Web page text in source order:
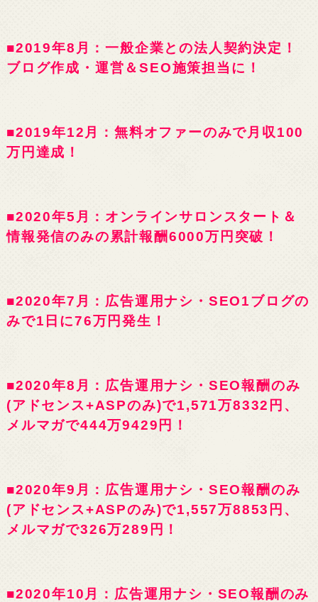
■2019年8月：一般企業との法人契約決定！
ブログ作成・運営＆SEO施策担当に！
■2019年12月：無料オファーのみで月収100
万円達成！
■2020年5月：オンラインサロンスタート＆
情報発信のみの累計報酬6000万円突破！
■2020年7月：広告運用ナシ・SEO1ブログの
みで1日に76万円発生！
■2020年8月：広告運用ナシ・SEO報酬のみ
(アドセンス+ASPのみ)で1,571万8332円、
メルマガで444万9429円！
■2020年9月：広告運用ナシ・SEO報酬のみ
(アドセンス+ASPのみ)で1,557万8853円、
メルマガで326万289円！
■2020年10月：広告運用ナシ・SEO報酬のみ